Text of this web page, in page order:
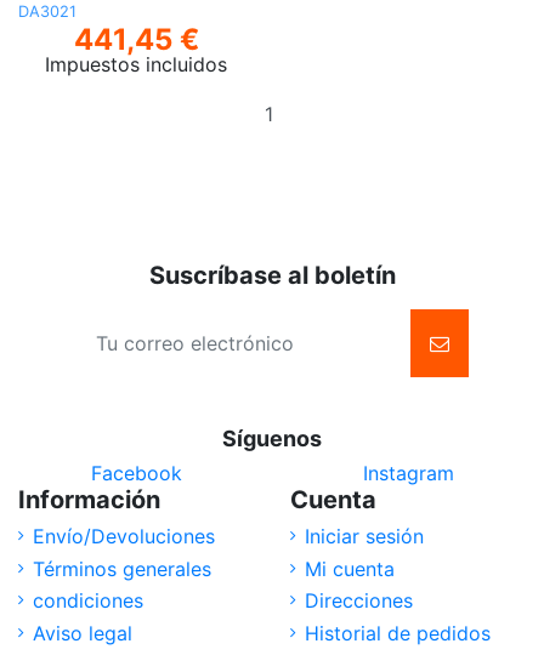
DA3021
441,45 €
Impuestos incluidos
Suscríbase al boletín
Síguenos
Facebook Instagram
Información
Envío/Devoluciones
Términos generales
condiciones
Aviso legal
Cuenta
Iniciar sesión
Mi cuenta
Direcciones
Historial de pedidos